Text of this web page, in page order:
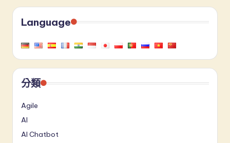
Language
分類
Agile
AI
AI Chatbot